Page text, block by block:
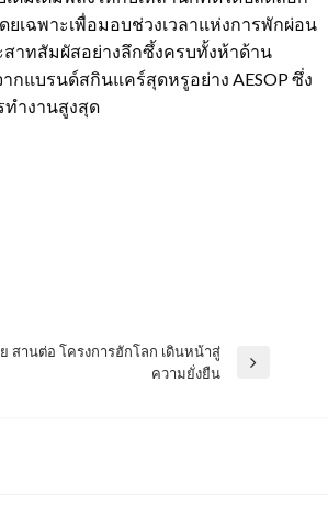
ยเฉพาะเพื่อมอบช่วงเวลาแห่งการพักผ่อน
าทสัมผัสอย่างลึกซึ้งครบทั้งห้าด้าน
แบรนด์สกินแคร์สุดหรูอย่าง AESOP ซึ่ง
ำงานสูงสุด
ย สานต่อ โครงการฮักโลก เดินหน้าสู่
ความยั่งยืน